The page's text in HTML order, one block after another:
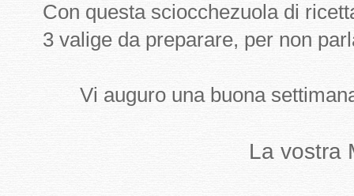
Con questa sciocchezuola di
3 valige da preparare, per non
Vi auguro una buona
La vostra